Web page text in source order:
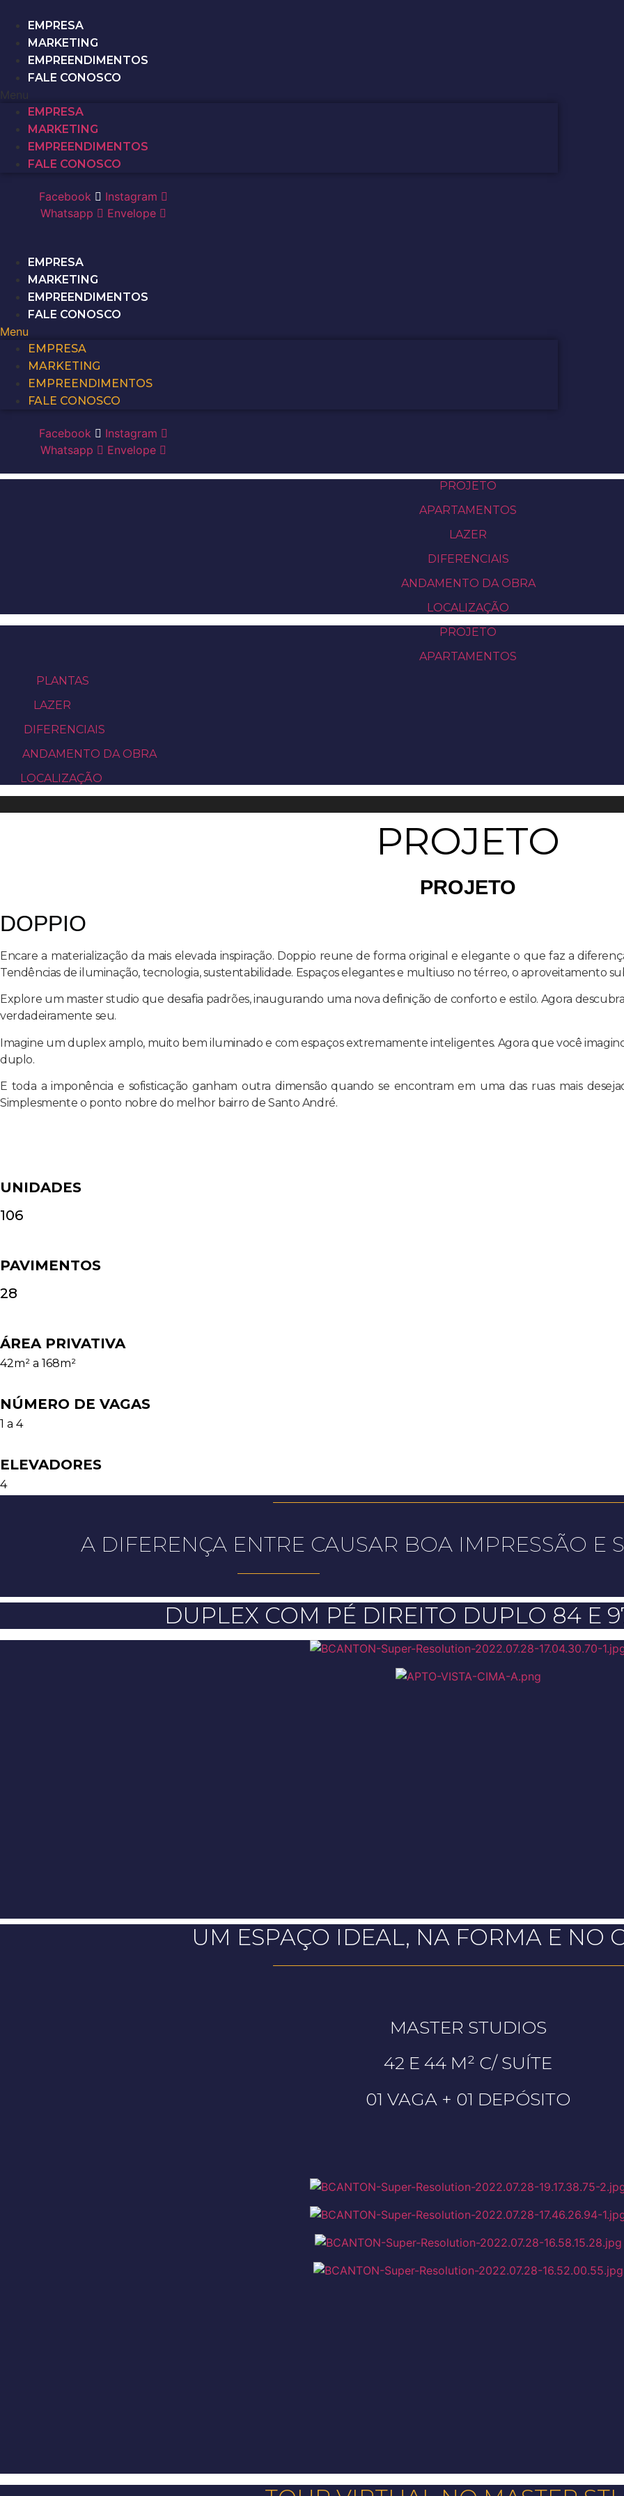
EMPRESA
MARKETING
EMPREENDIMENTOS
FALE CONOSCO
EMPRESA
MARKETING
EMPREENDIMENTOS
FALE CONOSCO
Facebook
Instagram
Whatsapp
Envelope
EMPRESA
MARKETING
EMPREENDIMENTOS
FALE CONOSCO
Menu
EMPRESA
MARKETING
EMPREENDIMENTOS
FALE CONOSCO
Facebook
Instagram
Whatsapp
Envelope
PROJETO
APARTAMENTOS
LAZER
DIFERENCIAIS
ANDAMENTO DA OBRA
LOCALIZAÇÃO
PROJETO
APARTAMENTOS
PLANTAS
LAZER
DIFERENCIAIS
ANDAMENTO DA OBRA
LOCALIZAÇÃO
PROJETO
PROJETO
DOPPIO
Encare a materialização da mais elevada inspiração. Doppio reune de forma original e elegante o que faz a
Tendências de iluminação, tecnologia, sustentabilidade. Espaços elegantes e multiuso no térreo, o aproveitamento
Explore um master studio que desafia padrões, inaugurando uma nova definição de conforto e estilo. Agora
verdadeiramente seu.
Imagine um duplex amplo, muito bem iluminado e com espaços extremamente inteligentes. Agora que você
duplo.
E toda a imponência e sofisticação ganham outra dimensão quando se encontram em uma das ruas mais
Simplesmente o ponto nobre do melhor bairro de Santo André.
UNIDADES
106
PAVIMENTOS
28
ÁREA PRIVATIVA
42m² a 168m²
NÚMERO DE VAGAS
1 a 4
ELEVADORES
4
A DIFERENÇA ENTRE CAUSAR BOA IMPRESSÃO E
DUPLEX COM PÉ DIREITO DUPLO 84 E
UM ESPAÇO IDEAL, NA FORMA E NO
MASTER STUDIOS
42 E 44 M² C/ SUÍTE
01 VAGA + 01 DEPÓSITO